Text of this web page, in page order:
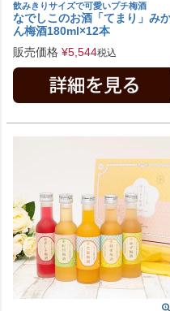
飲みきりサイズで可愛いプチ梅酒
なでしこのお酒「てまり」み
ん梅酒180ml×12本
販売価格 ¥5,544税込